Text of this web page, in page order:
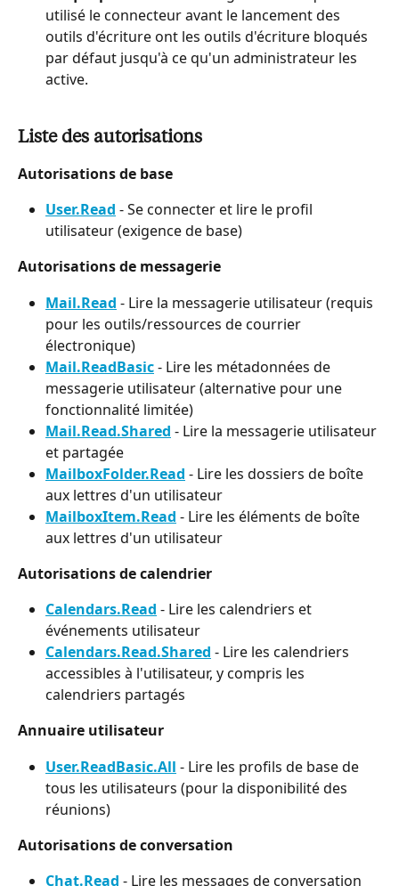
utilisé le connecteur avant le lancement des
outils d'écriture ont les outils d'écriture bloqués
par défaut jusqu'à ce qu'un administrateur les
active.
Liste des autorisations
Autorisations de base
User.Read - Se connecter et lire le profil
utilisateur (exigence de base)
Autorisations de messagerie
Mail.Read - Lire la messagerie utilisateur (requis
pour les outils/ressources de courrier
électronique)
Mail.ReadBasic - Lire les métadonnées de
messagerie utilisateur (alternative pour une
fonctionnalité limitée)
Mail.Read.Shared - Lire la messagerie utilisateur
et partagée
MailboxFolder.Read - Lire les dossiers de boîte
aux lettres d'un utilisateur
MailboxItem.Read - Lire les éléments de boîte
aux lettres d'un utilisateur
Autorisations de calendrier
Calendars.Read - Lire les calendriers et
événements utilisateur
Calendars.Read.Shared - Lire les calendriers
accessibles à l'utilisateur, y compris les
calendriers partagés
Annuaire utilisateur
User.ReadBasic.All - Lire les profils de base de
tous les utilisateurs (pour la disponibilité des
réunions)
Autorisations de conversation
Chat.Read - Lire les messages de conversation